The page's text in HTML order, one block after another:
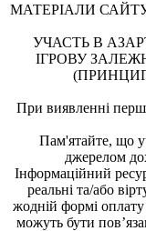
МАТЕРІАЛИ
УЧАСТЬ В
ІГРОВУ
При виявленні
Пам'ятайте, що
джерелом
Інформаційний
реальні та/або
жодній формі оплату
можуть бути